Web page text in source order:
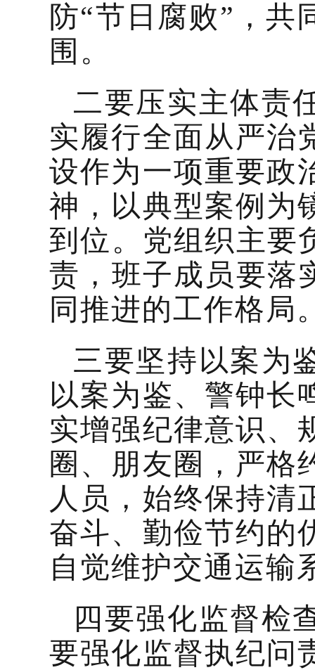
防“节日腐败”，共
围。
二要压实主体责
实履行全面从严治
设作为一项重要政
神，以典型案例为
到位。党组织主要
责，班子成员要落
同推进的工作格局
三要坚持以案为
以案为鉴、警钟长
实增强纪律意识、
圈、朋友圈，严格
人员，始终保持清
奋斗、勤俭节约的
自觉维护交通运输
四要强化监督检
要强化监督执纪问